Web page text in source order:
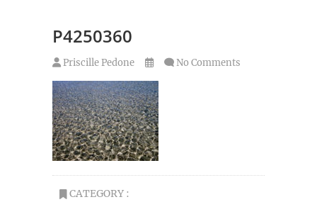
P4250360
Priscille Pedone No Comments
CATEGORY :